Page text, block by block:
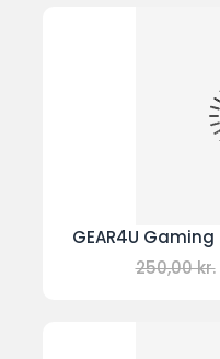
GEAR4U
Normal
250,00 kr.